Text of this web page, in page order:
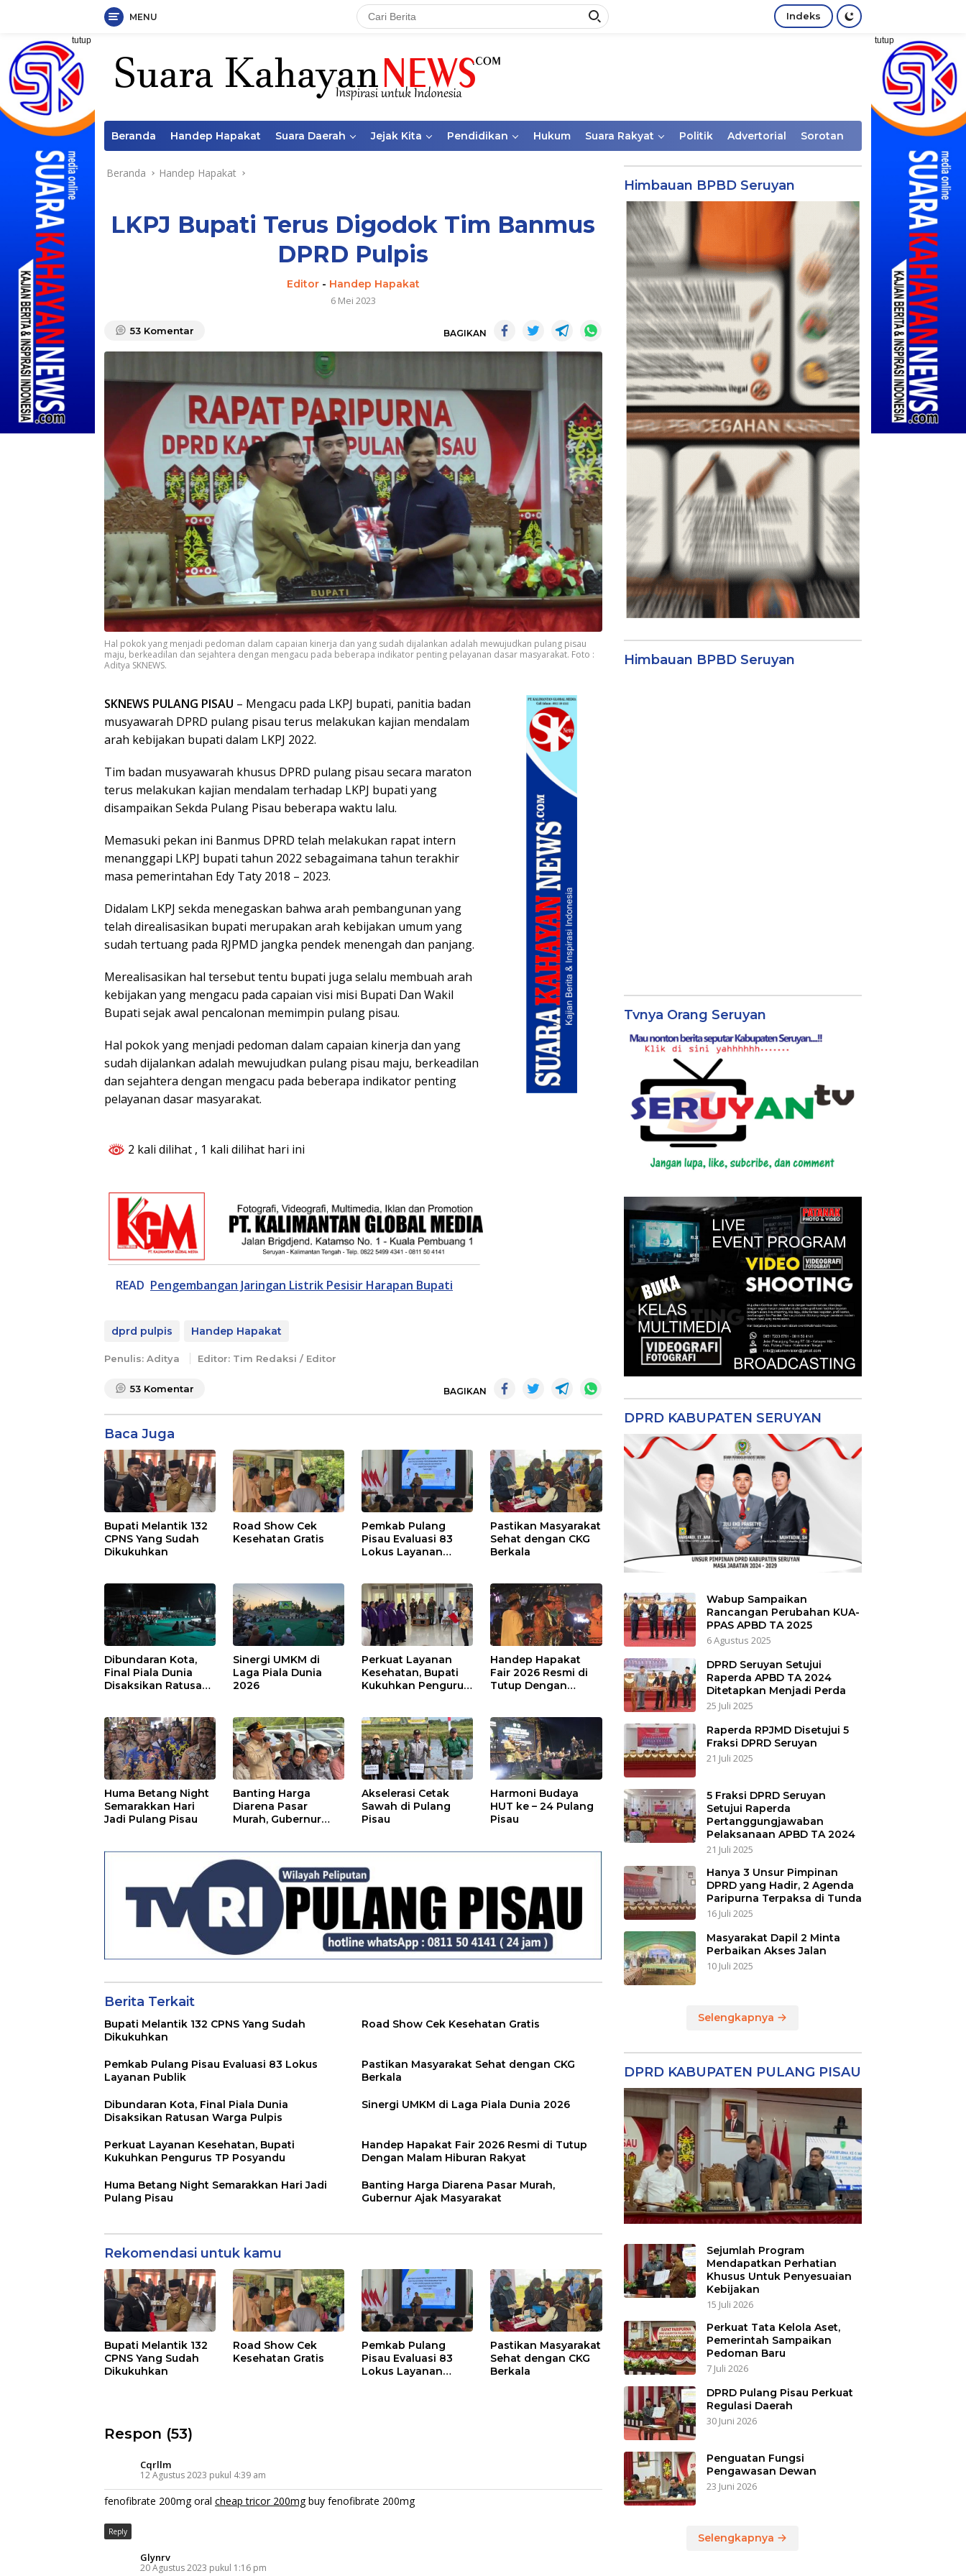
Langsung
konten
MENU Indeks
tutup tutup
Beranda Handep Hapakat Suara Daerah Jejak Kita Pendidikan Hukum Suara Rakyat Politik Advertorial Sorotan
Beranda Handep Hapakat
LKPJ Bupati Terus Digodok Tim Banmus
DPRD Pulpis
Editor- Handep Hapakat
6 Mei 2023
53 Komentar BAGIKAN
Hal pokok yang menjadi pedoman dalam capaian kinerja dan yang sudah dijalankan adalah mewujudkan pulang pisau
maju, berkeadilan dan sejahtera dengan mengacu pada beberapa indikator penting pelayanan dasar masyarakat. Foto :
Aditya SKNEWS.
SKNEWS PULANG PISAU – Mengacu pada LKPJ bupati, panitia badan
musyawarah DPRD pulang pisau terus melakukan kajian mendalam
arah kebijakan bupati dalam LKPJ 2022.
Tim badan musyawarah khusus DPRD pulang pisau secara maraton
terus melakukan kajian mendalam terhadap LKPJ bupati yang
disampaikan Sekda Pulang Pisau beberapa waktu lalu.
Memasuki pekan ini Banmus DPRD telah melakukan rapat intern
menanggapi LKPJ bupati tahun 2022 sebagaimana tahun terakhir
masa pemerintahan Edy Taty 2018 – 2023.
Didalam LKPJ sekda menegaskan bahwa arah pembangunan yang
telah direalisasikan bupati merupakan arah kebijakan umum yang
sudah tertuang pada RJPMD jangka pendek menengah dan panjang.
Merealisasikan hal tersebut tentu bupati juga selalu membuah arah
kebijakan yang mengacu pada capaian visi misi Bupati Dan Wakil
Bupati sejak awal pencalonan memimpin pulang pisau.
Hal pokok yang menjadi pedoman dalam capaian kinerja dan yang
sudah dijalankan adalah mewujudkan pulang pisau maju, berkeadilan
dan sejahtera dengan mengacu pada beberapa indikator penting
pelayanan dasar masyarakat.
2 kali dilihat , 1 kali dilihat hari ini
READ Pengembangan Jaringan Listrik Pesisir Harapan Bupati
dprd pulpis Handep Hapakat
Penulis: Aditya Editor: Tim Redaksi / Editor
53 Komentar BAGIKAN
Baca Juga
Bupati Melantik 132
CPNS Yang Sudah
Dikukuhkan
Road Show Cek
Kesehatan Gratis
Pemkab Pulang
Pisau Evaluasi 83
Lokus Layanan
Pastikan Masyarakat
Sehat dengan CKG
Berkala
Dibundaran Kota,
Final Piala Dunia
Disaksikan Ratusan
Sinergi UMKM di
Laga Piala Dunia
2026
Perkuat Layanan
Kesehatan, Bupati
Kukuhkan Pengurus
Handep Hapakat
Fair 2026 Resmi di
Tutup Dengan
Huma Betang Night
Semarakkan Hari
Jadi Pulang Pisau
Banting Harga
Diarena Pasar
Murah, Gubernur
Akselerasi Cetak
Sawah di Pulang
Pisau
Harmoni Budaya
HUT ke – 24 Pulang
Pisau
Berita Terkait
Bupati Melantik 132 CPNS Yang Sudah
Dikukuhkan
Road Show Cek Kesehatan Gratis
Pemkab Pulang Pisau Evaluasi 83 Lokus
Layanan Publik
Pastikan Masyarakat Sehat dengan CKG
Berkala
Dibundaran Kota, Final Piala Dunia
Disaksikan Ratusan Warga Pulpis
Sinergi UMKM di Laga Piala Dunia 2026
Perkuat Layanan Kesehatan, Bupati
Kukuhkan Pengurus TP Posyandu
Handep Hapakat Fair 2026 Resmi di Tutup
Dengan Malam Hiburan Rakyat
Huma Betang Night Semarakkan Hari Jadi
Pulang Pisau
Banting Harga Diarena Pasar Murah,
Gubernur Ajak Masyarakat
Rekomendasi untuk kamu
Bupati Melantik 132
CPNS Yang Sudah
Dikukuhkan
Road Show Cek
Kesehatan Gratis
Pemkab Pulang
Pisau Evaluasi 83
Lokus Layanan
Pastikan Masyarakat
Sehat dengan CKG
Berkala
Respon (53)
Cqrllm
12 Agustus 2023 pukul 4:39 am
fenofibrate 200mg oral cheap tricor 200mgbuy fenofibrate 200mg
Reply
Glynrv
20 Agustus 2023 pukul 1:16 pm
Himbauan BPBD Seruyan
Himbauan BPBD Seruyan
Tvnya Orang Seruyan
DPRD KABUPATEN SERUYAN
Wabup Sampaikan
Rancangan Perubahan KUA-
PPAS APBD TA 2025
6 Agustus 2025
DPRD Seruyan Setujui
Raperda APBD TA 2024
Ditetapkan Menjadi Perda
25 Juli 2025
Raperda RPJMD Disetujui 5
Fraksi DPRD Seruyan
21 Juli 2025
5 Fraksi DPRD Seruyan
Setujui Raperda
Pertanggungjawaban
Pelaksanaan APBD TA 2024
21 Juli 2025
Hanya 3 Unsur Pimpinan
DPRD yang Hadir, 2 Agenda
Paripurna Terpaksa di Tunda
16 Juli 2025
Masyarakat Dapil 2 Minta
Perbaikan Akses Jalan
10 Juli 2025
Selengkapnya
DPRD KABUPATEN PULANG PISAU
Sejumlah Program
Mendapatkan Perhatian
Khusus Untuk Penyesuaian
Kebijakan
15 Juli 2026
Perkuat Tata Kelola Aset,
Pemerintah Sampaikan
Pedoman Baru
7 Juli 2026
DPRD Pulang Pisau Perkuat
Regulasi Daerah
30 Juni 2026
Penguatan Fungsi
Pengawasan Dewan
23 Juni 2026
Selengkapnya